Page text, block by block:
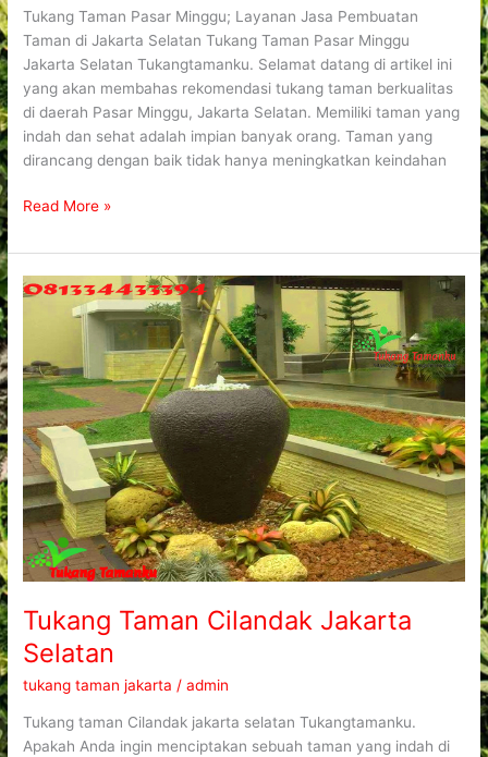
Tukang Taman Pasar Minggu; Layanan Jasa Pembuatan
Taman di Jakarta Selatan Tukang Taman Pasar Minggu
Jakarta Selatan Tukangtamanku. Selamat datang di artikel ini
yang akan membahas rekomendasi tukang taman berkualitas
di daerah Pasar Minggu, Jakarta Selatan. Memiliki taman yang
indah dan sehat adalah impian banyak orang. Taman yang
dirancang dengan baik tidak hanya meningkatkan keindahan
Read More »
Tukang Taman Cilandak Jakarta
Selatan
tukang taman jakarta /admin
Tukang taman Cilandak jakarta selatan Tukangtamanku.
Apakah Anda ingin menciptakan sebuah taman yang indah di
Tukang
Jakarta
Selatan